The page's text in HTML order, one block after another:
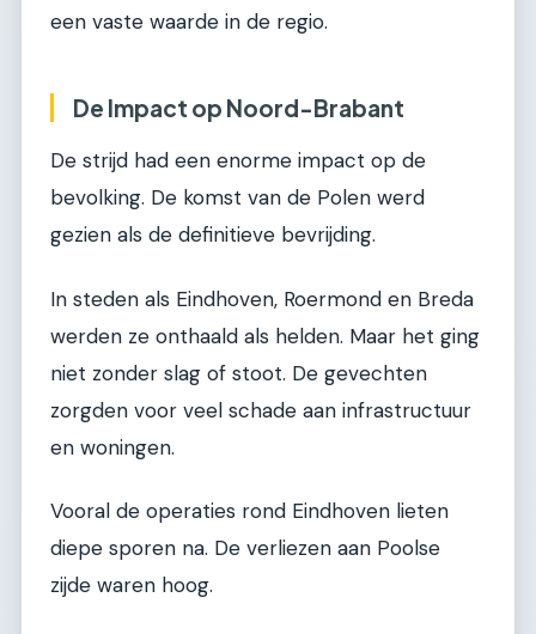
een vaste waarde in de regio.
De Impact op Noord-Brabant
De strijd had een enorme impact op de
bevolking. De komst van de Polen werd
gezien als de definitieve bevrijding.
In steden als Eindhoven, Roermond en Breda
werden ze onthaald als helden. Maar het ging
niet zonder slag of stoot. De gevechten
zorgden voor veel schade aan infrastructuur
en woningen.
Vooral de operaties rond Eindhoven lieten
diepe sporen na. De verliezen aan Poolse
zijde waren hoog.